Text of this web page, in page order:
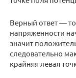
Верный ответ —
напряженности
значит
следовательно
крайняя левая